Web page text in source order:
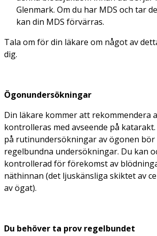
Glenmark. Om du har MDS och tar
kan din MDS förvärras.
Tala om för din läkare om något av
dig.
Ögonundersökningar
Din läkare kommer att rekommendera
kontrolleras med avseende på
på rutinundersökningar av ögonen bör
regelbundna undersökningar. Du kan
kontrollerad för förekomst av
näthinnan (det ljuskänsliga skiktet av
av ögat).
Du behöver ta prov regelbundet